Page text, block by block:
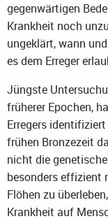
gegenwärtigen
Krankheit noch
ungeklärt, wann
es dem Erreger
Jüngste
früherer Epochen,
Erregers
frühen Bronzezeit
nicht die
besonders effizient
Flöhen zu
Krankheit auf